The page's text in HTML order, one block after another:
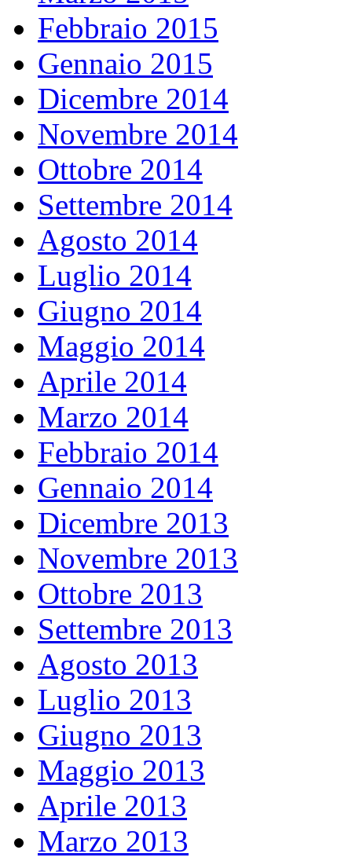
Febbraio 2015
Gennaio 2015
Dicembre 2014
Novembre 2014
Ottobre 2014
Settembre 2014
Agosto 2014
Luglio 2014
Giugno 2014
Maggio 2014
Aprile 2014
Marzo 2014
Febbraio 2014
Gennaio 2014
Dicembre 2013
Novembre 2013
Ottobre 2013
Settembre 2013
Agosto 2013
Luglio 2013
Giugno 2013
Maggio 2013
Aprile 2013
Marzo 2013